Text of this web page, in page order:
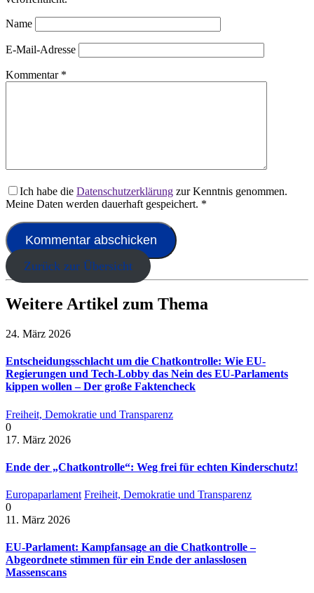
Name
E-Mail-Adresse
Kommentar *
Ich habe die Datenschutzerklärung zur Kenntnis genommen.
Meine Daten werden dauerhaft gespeichert. *
Zurück zur Übersicht
Weitere Artikel zum Thema
24. März 2026
Entscheidungsschlacht um die Chatkontrolle: Wie EU-
Regierungen und Tech-Lobby das Nein des EU-Parlaments
kippen wollen – Der große Faktencheck
Freiheit, Demokratie und Transparenz
0
17. März 2026
Ende der „Chatkontrolle“: Weg frei für echten Kinderschutz!
Europaparlament Freiheit, Demokratie und Transparenz
0
11. März 2026
EU-Parlament: Kampfansage an die Chatkontrolle –
Abgeordnete stimmen für ein Ende der anlasslosen
Massenscans